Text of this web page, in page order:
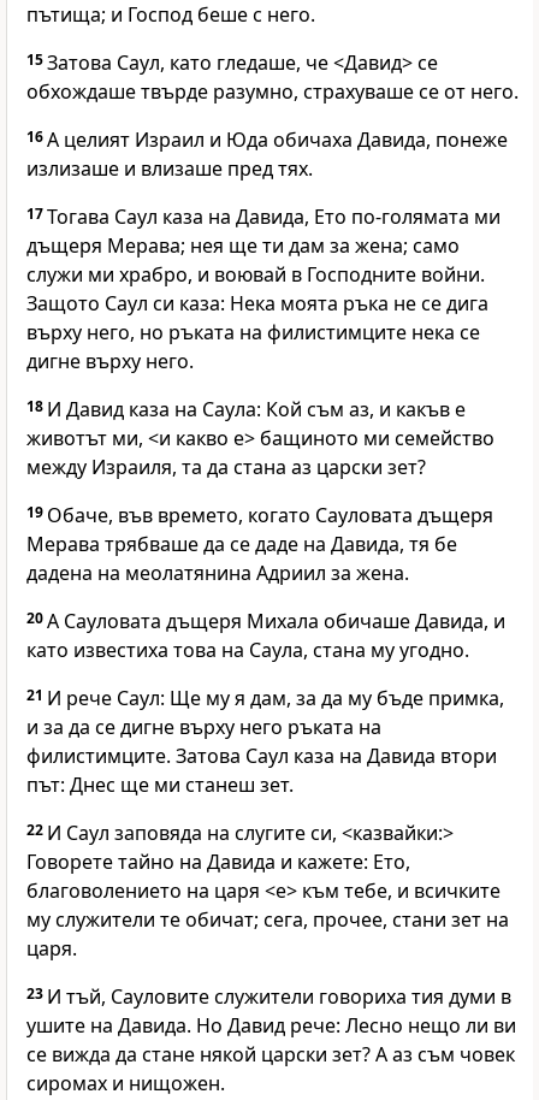
пътища; и Господ беше с него.
15Затова Саул, като гледаше, че <Давид> се
обхождаше твърде разумно, страхуваше се от него.
16А целият Израил и Юда обичаха Давида, понеже
излизаше и влизаше пред тях.
17Тогава Саул каза на Давида, Ето по-голямата ми
дъщеря Мерава; нея ще ти дам за жена; само
служи ми храбро, и воювай в Господните войни.
Защото Саул си каза: Нека моята ръка не се дига
върху него, но ръката на филистимците нека се
дигне върху него.
18 И Давид каза на Саула: Кой съм аз, и какъв е
животът ми, <и какво е> бащиното ми семейство
между Израиля, та да стана аз царски зет?
19 Обаче, във времето, когато Сауловата дъщеря
Мерава трябваше да се даде на Давида, тя бе
дадена на меолатянина Адриил за жена.
20А Сауловата дъщеря Михала обичаше Давида, и
като известиха това на Саула, стана му угодно.
21 И рече Саул: Ще му я дам, за да му бъде примка,
и за да се дигне върху него ръката на
филистимците. Затова Саул каза на Давида втори
път: Днес ще ми станеш зет.
22 И Саул заповяда на слугите си, <казвайки:>
Говорете тайно на Давида и кажете: Ето,
благоволението на царя <е> към тебе, и всичките
му служители те обичат; сега, прочее, стани зет на
царя.
23 И тъй, Сауловите служители говориха тия думи в
ушите на Давида. Но Давид рече: Лесно нещо ли ви
се вижда да стане някой царски зет? А аз съм човек
сиромах и нищожен.